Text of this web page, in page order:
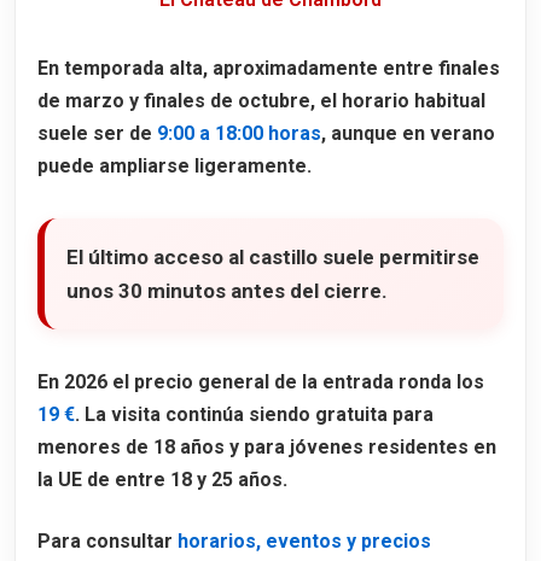
En temporada alta, aproximadamente entre finales
de marzo y finales de octubre, el horario habitual
suele ser de 9:00 a 18:00 horas, aunque en verano
puede ampliarse ligeramente.
El último acceso al castillo suele permitirse
unos 30 minutos antes del cierre.
En 2026 el precio general de la entrada ronda los
19 €. La visita continúa siendo gratuita para
menores de 18 años y para jóvenes residentes en
la UE de entre 18 y 25 años.
Para consultar horarios, eventos y precios